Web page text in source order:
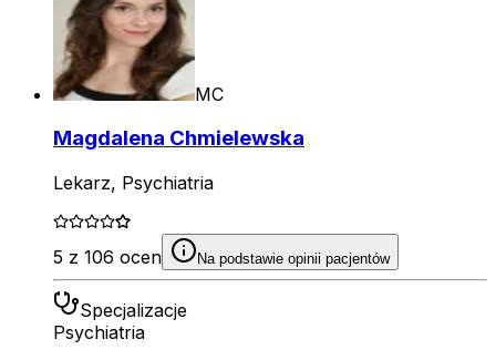
MC
Magdalena Chmielewska
Lekarz, Psychiatria
5 z 106 ocen Na podstawie opinii pacjentów
Specjalizacje
Psychiatria